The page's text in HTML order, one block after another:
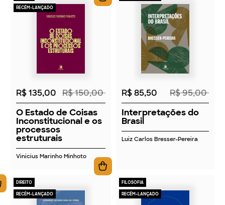
RECÉM-LANÇADO
2026
R$ 135,00 R$ 150,00
O Estado de Coisas
Inconstitucional e os
processos
estruturais
Vinicius Marinho Minhoto
2026
R$ 85,50
R$ 95,00
Interpretações do
Brasil
Luiz Carlos Bresser-Pereira
DIREITO
RECÉM-LANÇADO
FILOSOFIA
RECÉM-LANÇADO